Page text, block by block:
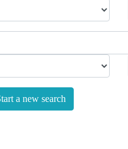
a new search